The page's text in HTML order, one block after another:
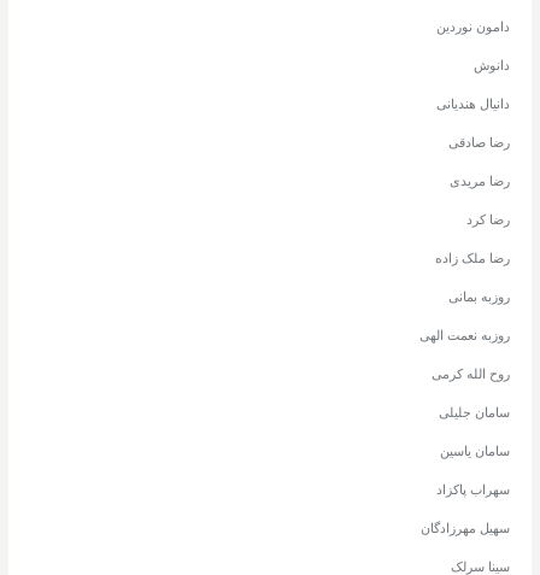
دامون نوردین
دانوش
دانیال هندیانی
رضا صادقی
رضا مریدی
رضا کرد
رضا ملک زاده
روزبه بمانی
روزبه نعمت الهی
روح الله کرمی
سامان جلیلی
سامان یاسین
سهراب پاکزاد
سهیل مهرزادگان
سینا سرلک